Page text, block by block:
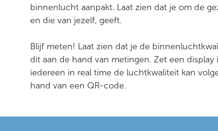
binnenlucht aanpakt. Laat zien dat je om de
en die van jezelf, geeft.
Blijf meten! Laat zien dat je de
dit aan de hand van metingen. Zet een
iedereen in real time de luchtkwaliteit kan
hand van een QR-code.